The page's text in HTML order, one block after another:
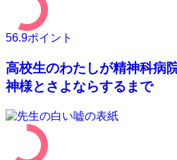
56.9ポイント
高校生のわたしが精神科病
神様とさよならするまで